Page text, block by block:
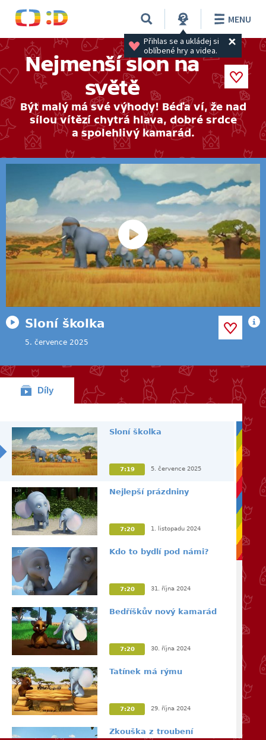
Přihlas se a ukládej si
oblíbené hry a videa.
MENU
Nejmenší slon na
světě
Být malý má své výhody! Béďa ví, že nad
sílou vítězí chytrá hlava, dobré srdce
a spolehlivý kamarád.
Sloní školka
5. července 2025
Díly
Sloní školka
7:19 5. července 2025
Nejlepší prázdniny
7:20 1. listopadu 2024
Kdo to bydlí pod námi?
7:20 31. října 2024
Bedříškův nový kamarád
7:20 30. října 2024
Tatínek má rýmu
7:20 29. října 2024
Zkouška z troubení